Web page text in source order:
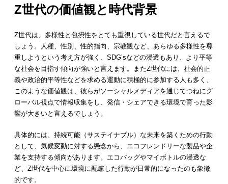
Z世代の価値観と時代背景
Z世代は、多様性と包摂性をとても重視している世代だと言えるで
しょう。人種、性別、性的指向、宗教観など、あらゆる多様性を尊
重しようという考え方が強く、SDG’sなどの浸透もあり、より平等
な社会を目指す傾向が強いと言えます。またZ世代には、社会的正
義や政治的平等性などを求める運動に積極的に参加する人も多く、
このような価値観は、彼らがソーシャルメディアを通じてつねにグ
ローバル視点で情報収集をし、発信・シェアできる環境で育った影
響が大きいと言えるでしょう。
具体的には、持続可能（サステイナブル）な未来を築くための行動
として、気候変動に対する懸念から、エコフレンドリーな製品や企
業を支持する傾向があります。エコバッグやマイボトルの浸透な
ど、Z世代を中心に環境に配慮した行動が日常的になったのも象徴
的です。